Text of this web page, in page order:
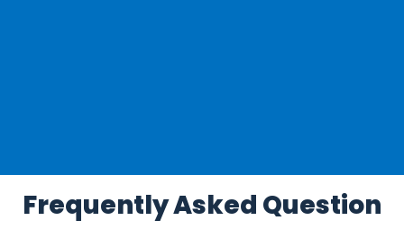
Frequently Asked Question